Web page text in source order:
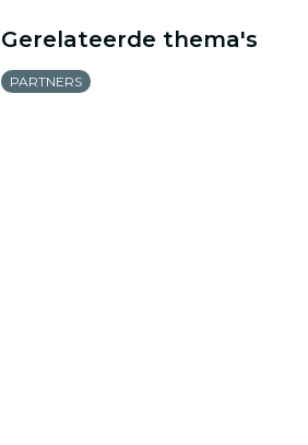
Gerelateerde thema's
PARTNERS